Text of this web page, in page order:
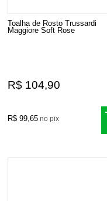
Toalha de Rosto Trussardi
Maggiore Soft Rose
R$ 104,90
R$ 99,65 no pix